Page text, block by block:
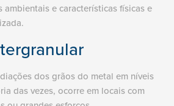
ambientais e características físicas e
dos grãos do metal em níveis
das vezes, ocorre em locais com